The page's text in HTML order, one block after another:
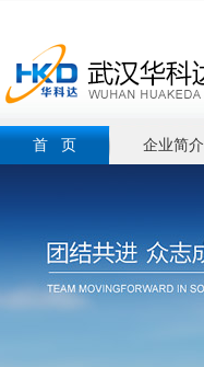
首 页 企业简介